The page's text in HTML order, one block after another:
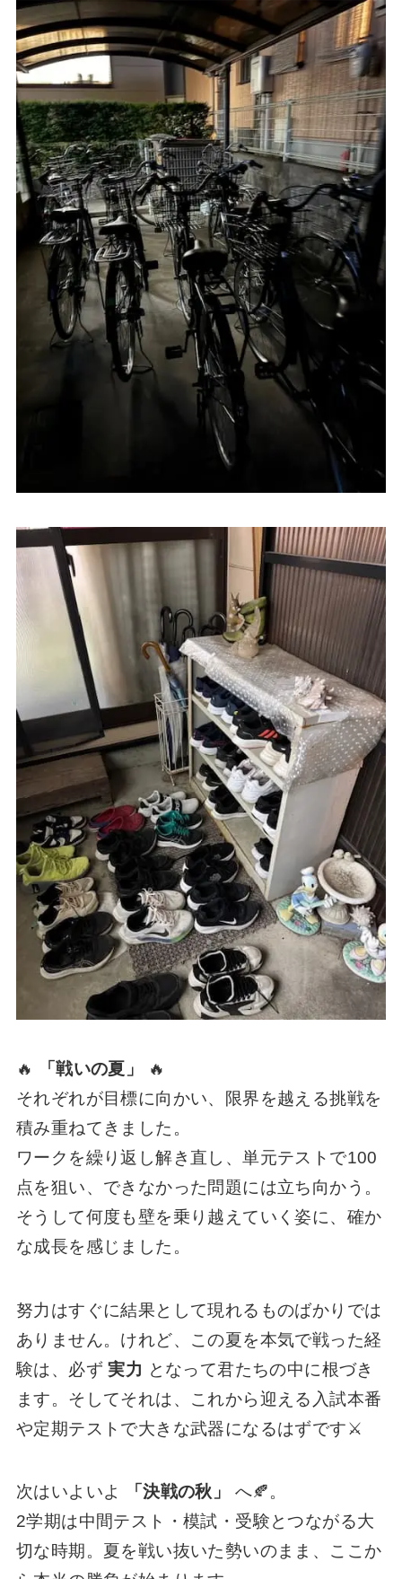
🔥 「戦いの夏」
🔥
それぞれが目標に向かい、限界を越える挑戦を
積み重ねてきました。
ワークを繰り返し解き直し、単元テストで100
点を狙い、できなかった問題には立ち向かう。
そうして何度も壁を乗り越えていく姿に、確か
な成長を感じました。
努力はすぐに結果として現れるものばかりでは
ありません。けれど、この夏を本気で戦った経
験は、必ず実力 となって君たちの中に根づき
ます。そしてそれは、これから迎える入試本番
や定期テストで大きな武器になるはずです⚔️
次はいよいよ 「決戦の秋」
へ🍂。
2学期は中間テスト・模試・受験とつながる大
切な時期。夏を戦い抜いた勢いのまま、ここか